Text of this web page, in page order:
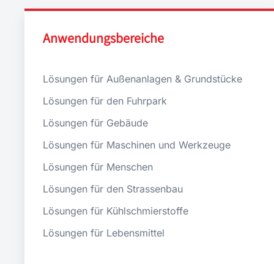
Anwendungsbereiche
Lösungen für Außenanlagen & Grundstücke
Lösungen für den Fuhrpark
Lösungen für Gebäude
Lösungen für Maschinen und Werkzeuge
Lösungen für Menschen
Lösungen für den Strassenbau
Lösungen für Kühlschmierstoffe
Lösungen für Lebensmittel